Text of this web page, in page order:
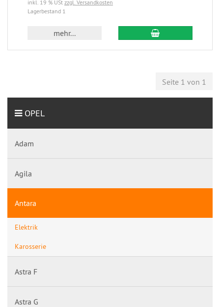
inkl. 19 % USt zzgl. Versandkosten
Lagerbestand 1
mehr...
Seite 1 von 1
OPEL
Adam
Agila
Antara
Elektrik
Karosserie
Astra F
Astra G